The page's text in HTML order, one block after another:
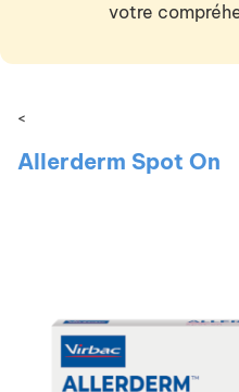
votre
<
Allerderm Spot On